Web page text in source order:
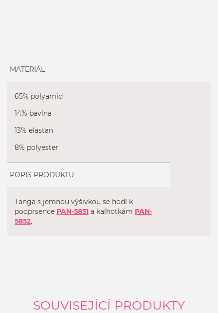
MATERIÁL
65% polyamid
14% bavlna
13% elastan
8% polyester
POPIS PRODUKTU
Tanga s jemnou výšivkou se hodí k
podprsence PAN-5851 a kalhotkám PAN-
5852.
SOUVISEJÍCÍ PRODUKTY